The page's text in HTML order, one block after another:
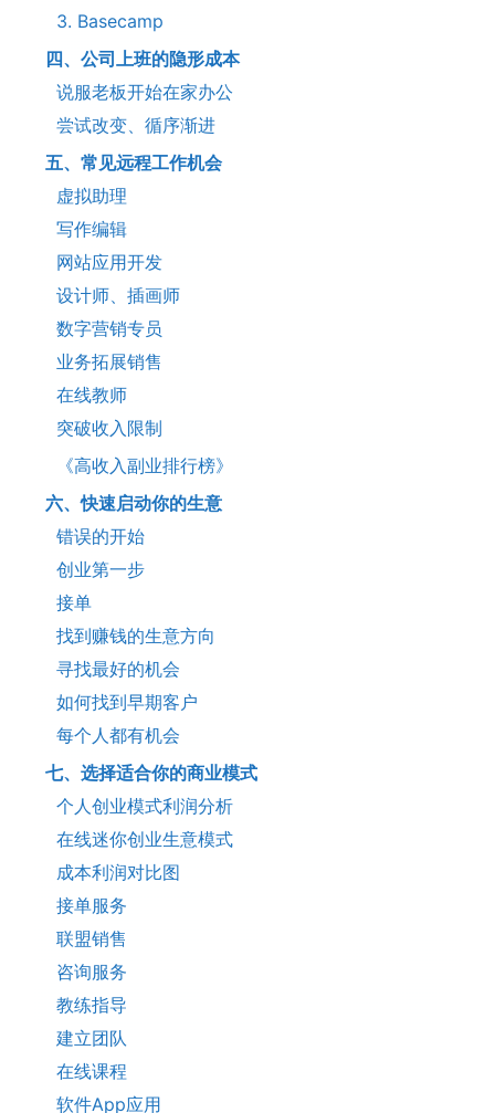
3. Basecamp
四、公司上班的隐形成本
说服老板开始在家办公
尝试改变、循序渐进
五、常见远程工作机会
虚拟助理
写作编辑
网站应用开发
设计师、插画师
数字营销专员
业务拓展销售
在线教师
突破收入限制
《高收入副业排行榜》
六、快速启动你的生意
错误的开始
创业第一步
接单
找到赚钱的生意方向
寻找最好的机会
如何找到早期客户
每个人都有机会
七、选择适合你的商业模式
个人创业模式利润分析
在线迷你创业生意模式
成本利润对比图
接单服务
联盟销售
咨询服务
教练指导
建立团队
在线课程
软件App应用